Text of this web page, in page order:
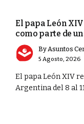
El papa León
como parte de
By Asuntos
5 Agosto, 2026
El papa León XIV
Argentina del 8 al